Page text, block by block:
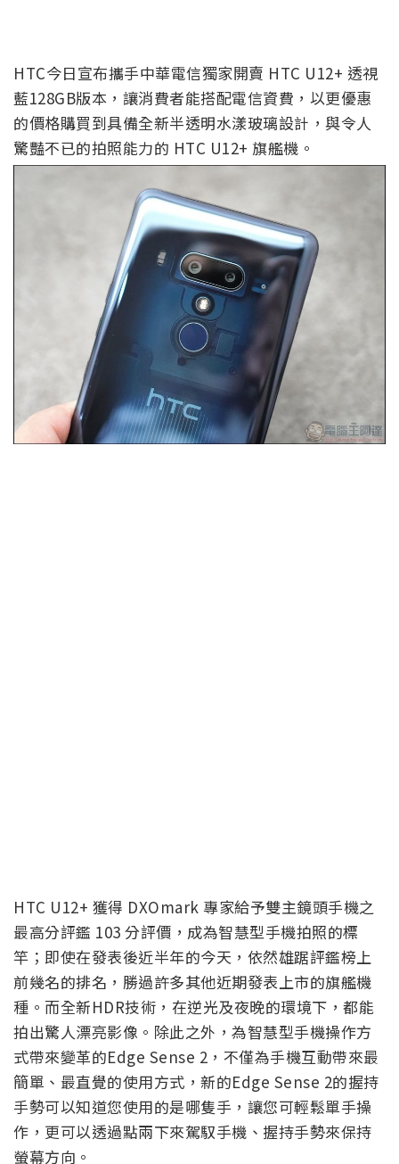
HTC今日宣布攜手中華電信獨家開賣 HTC U12+ 透視
藍128GB版本，讓消費者能搭配電信資費，以更優惠
的價格購買到具備全新半透明水漾玻璃設計，與令人
驚豔不已的拍照能力的 HTC U12+ 旗艦機。
HTC U12+ 獲得 DXOmark 專家給予雙主鏡頭手機之
最高分評鑑 103 分評價，成為智慧型手機拍照的標
竿；即使在發表後近半年的今天，依然雄踞評鑑榜上
前幾名的排名，勝過許多其他近期發表上市的旗艦機
種。而全新HDR技術，在逆光及夜晚的環境下，都能
拍出驚人漂亮影像。除此之外，為智慧型手機操作方
式帶來變革的Edge Sense 2，不僅為手機互動帶來最
簡單、最直覺的使用方式，新的Edge Sense 2的握持
手勢可以知道您使用的是哪隻手，讓您可輕鬆單手操
作，更可以透過點兩下來駕馭手機、握持手勢來保持
螢幕方向。